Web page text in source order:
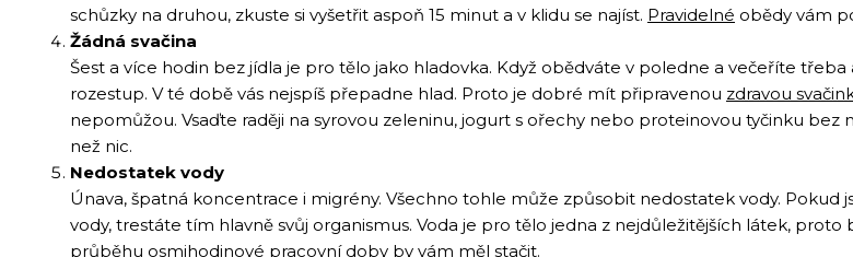
schůzky na druhou, zkuste si vyšetřit aspoň 15 minut a v klidu se najíst. Pravidelné obědy vám
Žádná svačina
Šest a více hodin bez jídla je pro tělo jako hladovka. Když obědváte v poledne a večeříte
rozestup. V té době vás nejspíš přepadne hlad. Proto je dobré mít připravenou zdravou
nepomůžou. Vsaďte raději na syrovou zeleninu, jogurt s ořechy nebo proteinovou tyčinku
než nic.
Nedostatek vody
Únava, špatná koncentrace i migrény. Všechno tohle může způsobit nedostatek vody.
vody, trestáte tím hlavně svůj organismus. Voda je pro tělo jedna z nejdůležitějších látek,
průběhu osmihodinové pracovní doby by vám měl stačit.